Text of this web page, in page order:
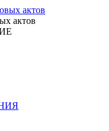
актов